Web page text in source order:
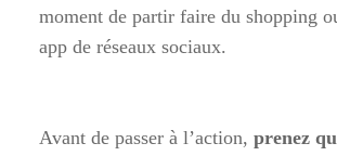
moment de partir faire du shopping
app de réseaux sociaux.
Avant de passer à l’action, prenez